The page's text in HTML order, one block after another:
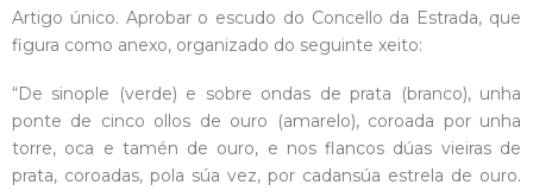
Artigo único. Aprobar o escudo do Concello da Estrada, que
figura como anexo, organizado do seguinte xeito:
“De sinople (verde) e sobre ondas de prata (branco), unha
ponte de cinco ollos de ouro (amarelo), coroada por unha
torre, oca e tamén de ouro, e nos flancos dúas vieiras de
prata, coroadas, pola súa vez, por cadansúa estrela de ouro.